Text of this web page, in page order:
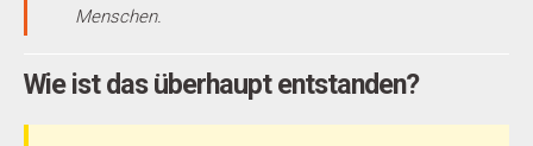
Menschen.
Wie ist das überhaupt entstanden?